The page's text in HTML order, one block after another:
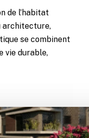
de l’habitat
architecture,
se combinent
vie durable,